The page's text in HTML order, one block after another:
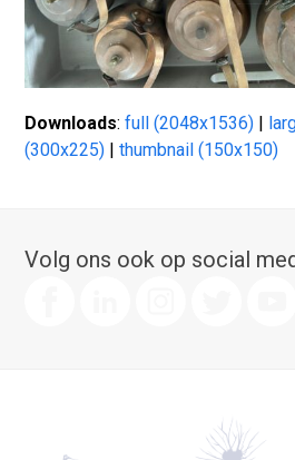
Downloads:full (2048x1536)
(300x225) |thumbnail (150x150)
Volg ons ook op social